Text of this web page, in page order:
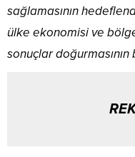
sağlamasının
ülke ekonomisi ve
sonuçlar doğurmasının